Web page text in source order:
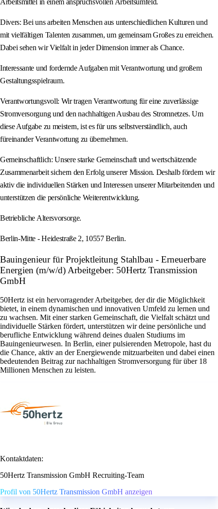
Arbeitsmittel in einem anspruchsvollen Arbeitsumfeld.
Divers: Bei uns arbeiten Menschen aus unterschiedlichen Kulturen und
mit vielfältigen Talenten zusammen, um gemeinsam Großes zu erreichen.
Dabei sehen wir Vielfalt in jeder Dimension immer als Chance.
Interessante und fordernde Aufgaben mit Verantwortung und großem
Gestaltungsspielraum.
Verantwortungsvoll: Wir tragen Verantwortung für eine zuverlässige
Stromversorgung und den nachhaltigen Ausbau des Stromnetzes. Um
diese Aufgabe zu meistern, ist es für uns selbstverständlich, auch
füreinander Verantwortung zu übernehmen.
Gemeinschaftlich: Unsere starke Gemeinschaft und wertschätzende
Zusammenarbeit sichern den Erfolg unserer Mission. Deshalb fördern wir
aktiv die individuellen Stärken und Interessen unserer Mitarbeitenden und
unterstützen die persönliche Weiterentwicklung.
Betriebliche Altersvorsorge.
Berlin-Mitte - Heidestraße 2, 10557 Berlin.
Bauingenieur für Projektleitung Stahlbau - Erneuerbare
Energien (m/w/d) Arbeitgeber: 50Hertz Transmission
GmbH
50Hertz ist ein hervorragender Arbeitgeber, der dir die Möglichkeit
bietet, in einem dynamischen und innovativen Umfeld zu lernen und
zu wachsen. Mit einer starken Gemeinschaft, die Vielfalt schätzt und
individuelle Stärken fördert, unterstützen wir deine persönliche und
berufliche Entwicklung während deines dualen Studiums im
Bauingenieurwesen. In Berlin, einer pulsierenden Metropole, hast du
die Chance, aktiv an der Energiewende mitzuarbeiten und dabei einen
bedeutenden Beitrag zur nachhaltigen Stromversorgung für über 18
Millionen Menschen zu leisten.
Kontaktdaten:
50Hertz Transmission GmbH Recruiting-Team
Profil von 50Hertz Transmission GmbH anzeigen